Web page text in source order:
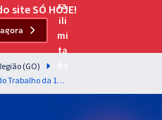
as principais
site SÓ HOJE!
(GO)
TRT 18ª Região (GO) - Tribunal Regional do Trabalho da 18ª Região - Analista Judiciário - Área Administrativa